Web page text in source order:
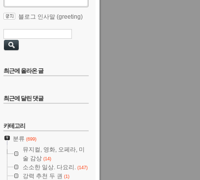
블로그 인사말 (greeting)
최근에 올라온 글
최근에 달린 댓글
카테고리
분류 (699)
뮤지컬, 영화, 오페라, 미
술 감상 (14)
소소한 일상. 다요리. (147)
강력 추천 두 권 (1)